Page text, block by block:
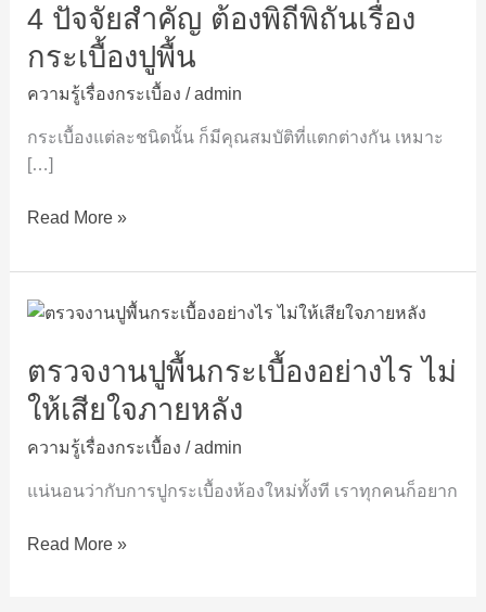
4 ปัจจัยสำคัญ ต้องพิถีพิถันเรื่อง
กระเบื้องปูพื้น
ความรู้เรื่องกระเบื้อง /admin
กระเบื้องแต่ละชนิดนั้น ก็มีคุณสมบัติที่แตกต่างกัน เหมาะ
[…]
สำคัญ
พิถีพิถัน
เรื่อง
ปู
พื้น
Read More »
ตรวจงานปูพื้นกระเบื้องอย่างไร ไม่
ให้เสียใจภายหลัง
ความรู้เรื่องกระเบื้อง /admin
แน่นอนว่ากับการปูกระเบื้องห้องใหม่ทั้งที เราทุกคนก็อยาก
ตรวจ
ปู
พื้น
กระเบื้อง
อย่างไร
ให้
ภาย
Read More »